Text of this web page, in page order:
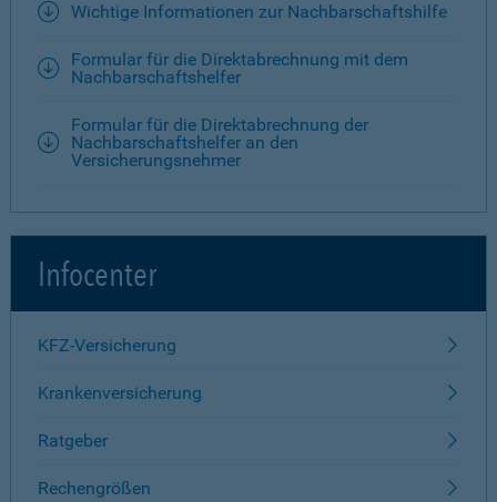
Wichtige Informationen zur Nachbarschaftshilfe
Formular für die Direktabrechnung mit dem
Nachbarschaftshelfer
Formular für die Direktabrechnung der
Nachbarschaftshelfer an den
Versicherungsnehmer
Infocenter
KFZ-Versicherung
Krankenversicherung
Ratgeber
Rechengrößen